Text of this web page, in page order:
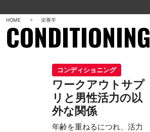
HOME 栄養学
CONDITIONING
コンディショニング
ワークアウトサプ
リと男性活力の以
外な関係
年齢を重ねるにつれ、活力